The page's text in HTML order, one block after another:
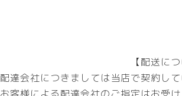
【配送につ
配達会社につきましては当店で契約し
お客様による配達会社のご指定はお受